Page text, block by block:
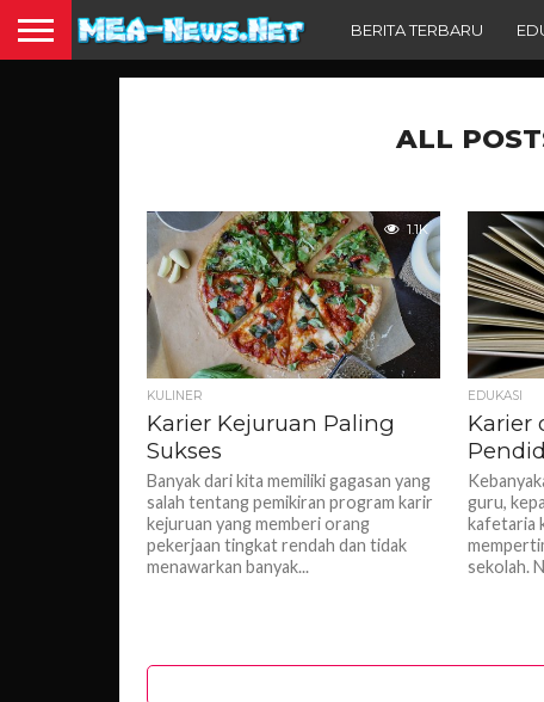
BERITA TERBARU
ALL
1.1K
KULINER
Karier Kejuruan Paling
Sukses
Banyak dari kita memiliki gagasan yang
salah tentang pemikiran program karir
kejuruan yang memberi orang
pekerjaan tingkat rendah dan tidak
menawarkan banyak...
EDUKASI
Karier
guru,
kafetaria
sekolah.